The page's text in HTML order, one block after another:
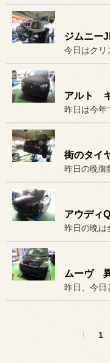
今日はク
アルト
街のタイ
ムーヴ
昨日、今日
1